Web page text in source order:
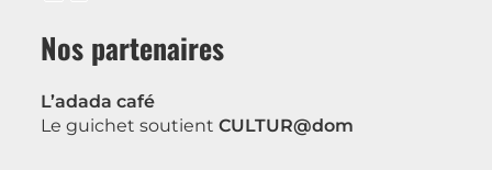
Nos partenaires
L’adada café
Le guichet soutientCULTUR@dom